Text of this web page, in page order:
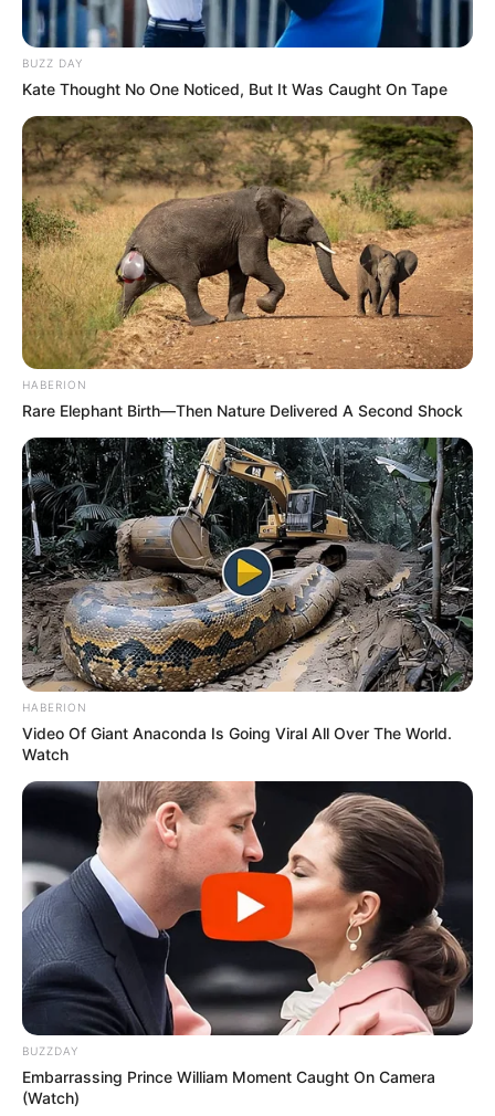
BUZZ DAY
Kate Thought No One Noticed, But It Was Caught On Tape
HABERION
Rare Elephant Birth—Then Nature Delivered A Second Shock
HABERION
Video Of Giant Anaconda Is Going Viral All Over The World.
Watch
BUZZDAY
Embarrassing Prince William Moment Caught On Camera
(Watch)